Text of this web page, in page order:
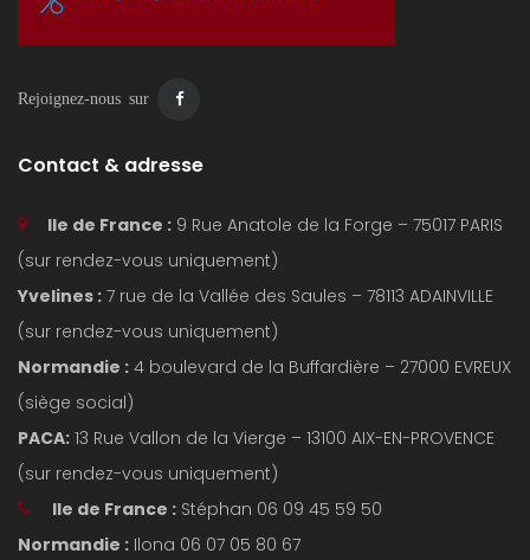
Rejoignez-nous sur
Contact & adresse
Ile de France : 9 Rue Anatole de la Forge – 75017 PARIS
(sur rendez-vous uniquement)
Yvelines : 7 rue de la Vallée des Saules – 78113 ADAINVILLE
(sur rendez-vous uniquement)
Normandie : 4 boulevard de la Buffardière – 27000 EVREUX
(siège social)
PACA: 13 Rue Vallon de la Vierge – 13100 AIX-EN-PROVENCE
(sur rendez-vous uniquement)
Ile de France : Stéphan 06 09 45 59 50
Normandie : Ilona 06 07 05 80 67